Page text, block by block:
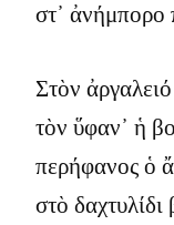
στ᾿ ἀνήμπορο
Στὸν
τὸν ὕφαν᾿ ἡ
περήφανος ὁ
στὸ δαχτυλίδι